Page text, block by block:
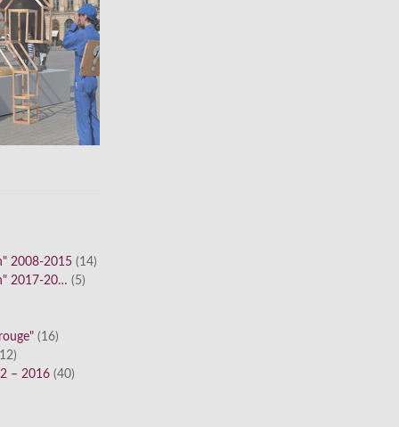
2008-2015 (14)
2017-20… (5)
(16)
– 2016 (40)